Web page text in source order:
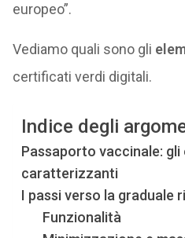
europeo”.
Vediamo quali sono gli
certificati verdi digitali.
Indice degli
Passaporto vaccinale: gli
caratterizzanti
I passi verso la graduale
Funzionalità